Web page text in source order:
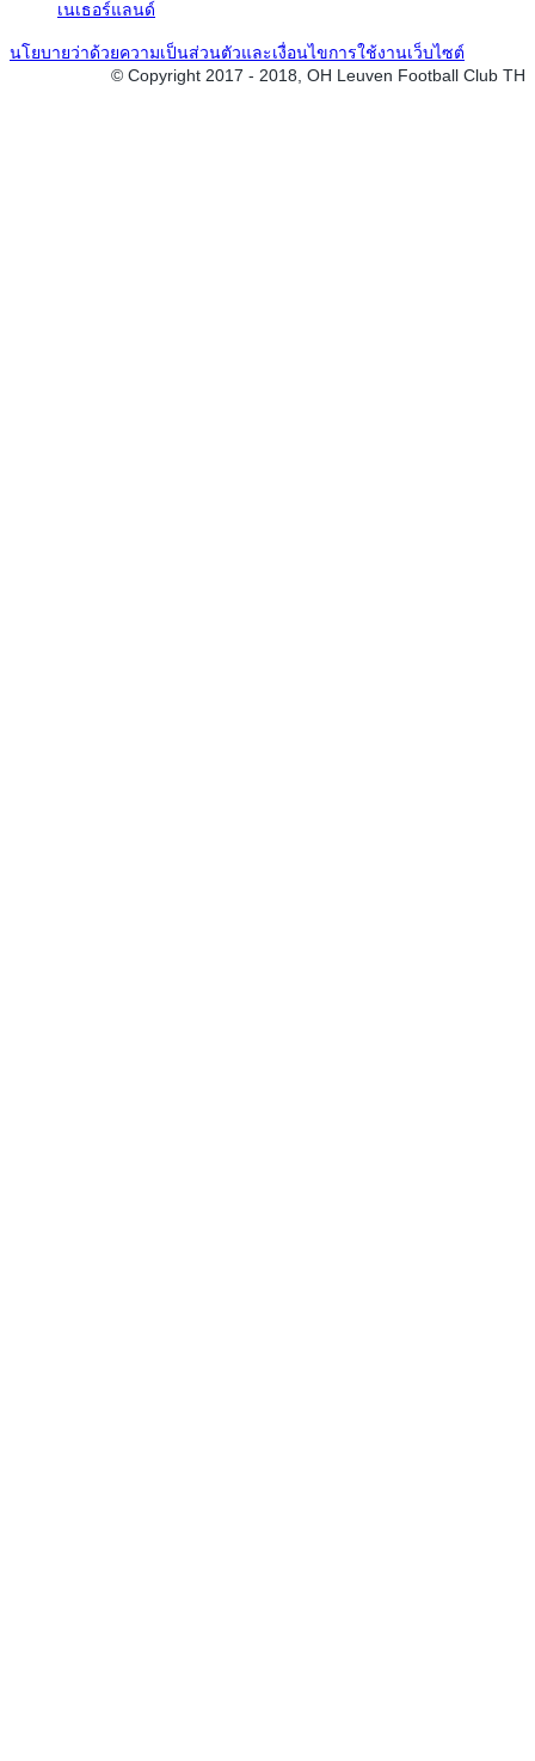
เนเธอร์แลนด์
นโยบายว่าด้วยความเป็นส่วนตัวและเงื่อนไขการใช้งานเว็บไซต์
© Copyright 2017 - 2018, OH Leuven Football Club TH